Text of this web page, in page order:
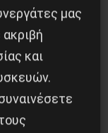
μας
και